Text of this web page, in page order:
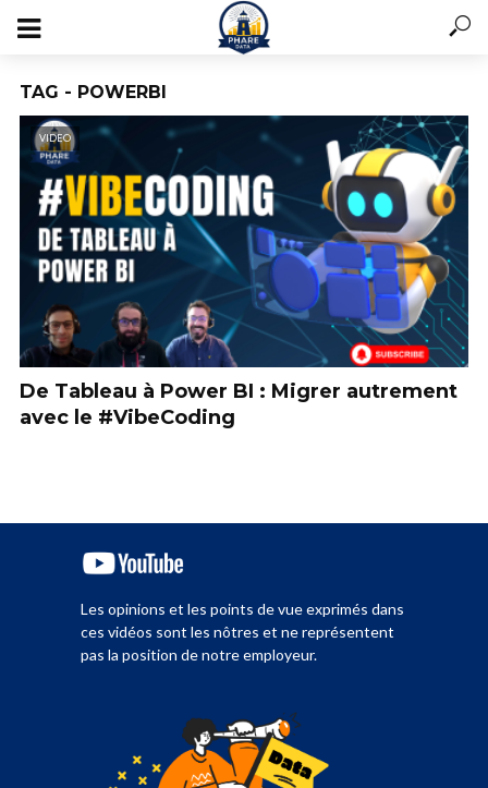
TAG - POWERBI
VIDEO
De Tableau à Power BI : Migrer autrement
avec le #VibeCoding
Les opinions et les points de vue exprimés dans
ces vidéos sont les nôtres et ne représentent
pas la position de notre employeur.